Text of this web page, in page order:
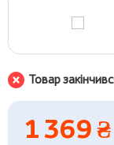
Товар
1 369 ₴